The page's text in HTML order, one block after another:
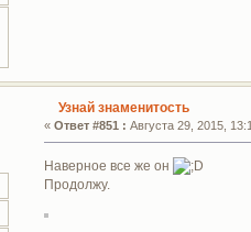
Узнай знаменитость
«Ответ #851 : Августа 29, 2015,
Наверное все же он
Продолжу.